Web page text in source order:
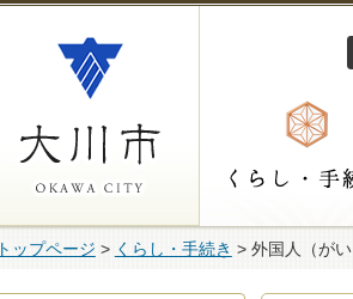
トップページ > くらし・手続き > 外国人（が